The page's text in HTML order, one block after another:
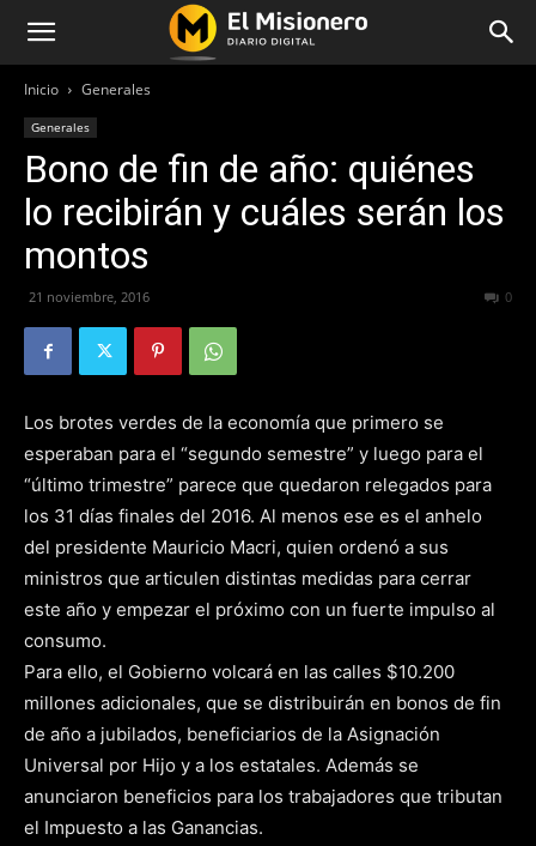
Inicio Generales
Generales
Bono de fin de año: quiénes
lo recibirán y cuáles serán los
montos
21 noviembre, 2016 0
Los brotes verdes de la economía que primero se
esperaban para el “segundo semestre” y luego para el
“último trimestre” parece que quedaron relegados para
los 31 días finales del 2016. Al menos ese es el anhelo
del presidente Mauricio Macri, quien ordenó a sus
ministros que articulen distintas medidas para cerrar
este año y empezar el próximo con un fuerte impulso al
consumo.
Para ello, el Gobierno volcará en las calles $10.200
millones adicionales, que se distribuirán en bonos de fin
de año a jubilados, beneficiarios de la Asignación
Universal por Hijo y a los estatales. Además se
anunciaron beneficios para los trabajadores que tributan
el Impuesto a las Ganancias.